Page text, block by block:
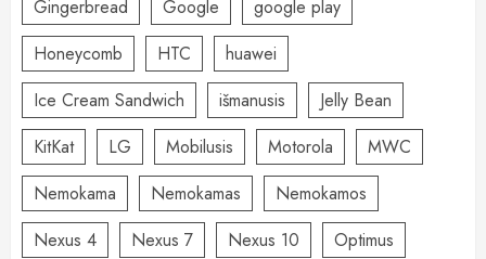
Gingerbread
Google
google play
Honeycomb
HTC
huawei
Ice Cream Sandwich
išmanusis
Jelly Bean
KitKat
LG Mobilusis Motorola
MWC
Nemokama
Nemokamas
Nemokamos
Nexus 4
Nexus 7 Nexus 10
Optimus